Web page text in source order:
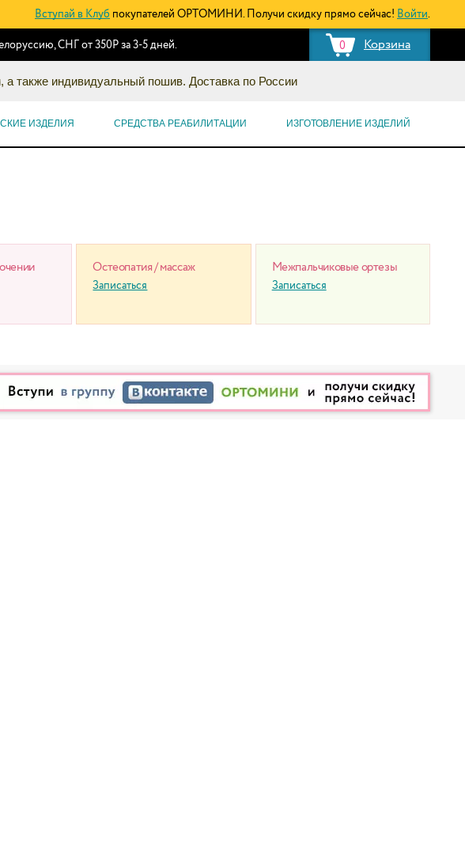
Вступай в Клуб покупателей ОРТОМИНИ. Получи скидку прямо сейчас! Войти.
0 Корзина
СНГ от 350Р за 3-5 дней.
а также индивидуальный пошив. Доставка по России
ИЗДЕЛИЯ СРЕДСТВА РЕАБИЛИТАЦИИ ИЗГОТОВЛЕНИЕ ИЗДЕЛИЙ
Остеопатия / массаж
Записаться
Межпальчиковые ортезы
Записаться